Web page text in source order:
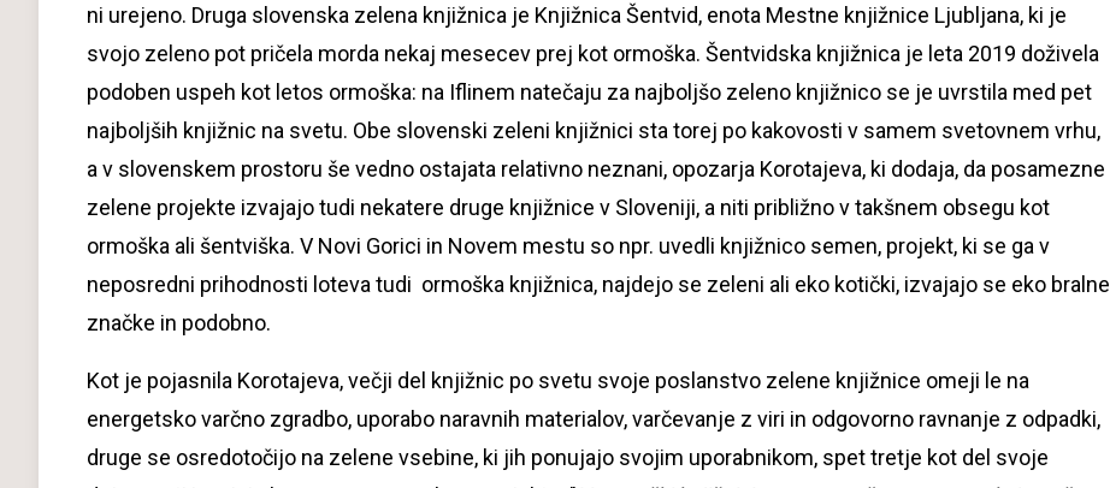
ni urejeno. Druga slovenska zelena knjižnica je Knjižnica Šentvid, enota Mestne knjižnice Ljubljana, ki je
svojo zeleno pot pričela morda nekaj mesecev prej kot ormoška. Šentvidska knjižnica je leta 2019 doživela
podoben uspeh kot letos ormoška: na Iflinem natečaju za najboljšo zeleno knjižnico se je uvrstila med pet
najboljših knjižnic na svetu. Obe slovenski zeleni knjižnici sta torej po kakovosti v samem svetovnem vrhu,
a v slovenskem prostoru še vedno ostajata relativno neznani, opozarja Korotajeva, ki dodaja, da posamezne
zelene projekte izvajajo tudi nekatere druge knjižnice v Sloveniji, a niti približno v takšnem obsegu kot
ormoška ali šentviška. V Novi Gorici in Novem mestu so npr. uvedli knjižnico semen, projekt, ki se ga v
neposredni prihodnosti loteva tudi ormoška knjižnica, najdejo se zeleni ali eko kotički, izvajajo se eko bralne
značke in podobno.
Kot je pojasnila Korotajeva, večji del knjižnic po svetu svoje poslanstvo zelene knjižnice omeji le na
energetsko varčno zgradbo, uporabo naravnih materialov, varčevanje z viri in odgovorno ravnanje z odpadki,
druge se osredotočijo na zelene vsebine, ki jih ponujajo svojim uporabnikom, spet tretje kot del svoje